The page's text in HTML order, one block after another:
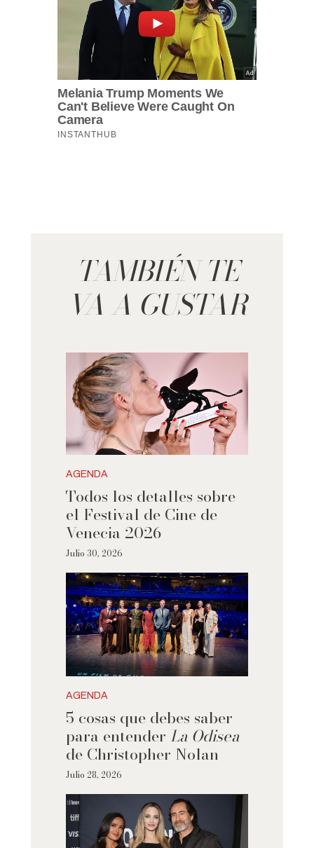
TAMBIÉN TE
VA A GUSTAR
AGENDA
Todos los detalles sobre
el Festival de Cine de
Venecia 2026
Julio 30, 2026
AGENDA
5 cosas que debes saber
para entender La Odisea
de Christopher Nolan
Julio 28, 2026